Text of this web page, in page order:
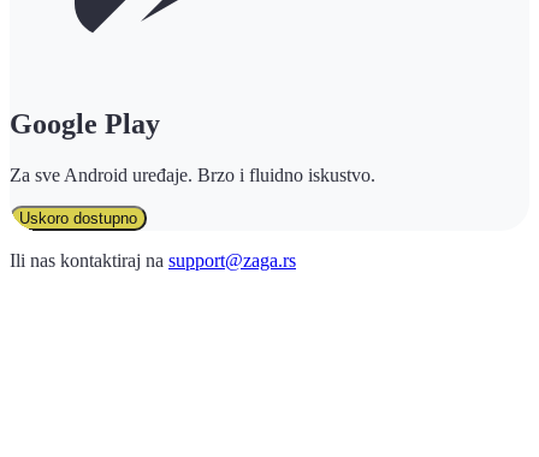
Google Play
Za sve Android uređaje. Brzo i fluidno iskustvo.
Uskoro dostupno
Ili nas kontaktiraj na support@zaga.rs